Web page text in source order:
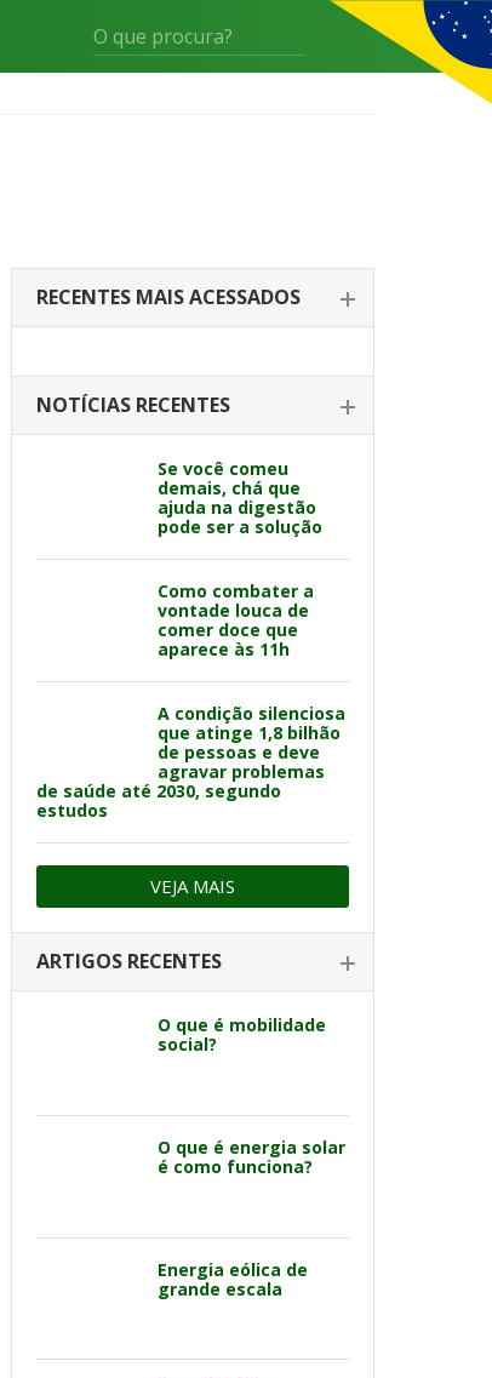
RECENTES MAIS ACESSADOS
NOTÍCIAS RECENTES
Se você comeu
demais, chá que
ajuda na digestão
pode ser a solução
Como combater a
vontade louca de
comer doce que
aparece às 11h
A condição silenciosa
que atinge 1,8 bilhão
de pessoas e deve
agravar problemas
de saúde até 2030, segundo
estudos
VEJA MAIS
ARTIGOS RECENTES
O que é mobilidade
social?
O que é energia solar
é como funciona?
Energia eólica de
grande escala